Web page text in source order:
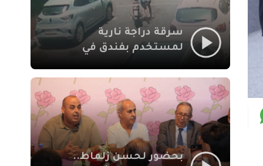
سرقة دراجة نارية
لمستخدم بفندق في
بمراكش
بحضور لحسن زلماط..